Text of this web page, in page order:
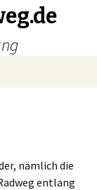
nämlich die
entlang